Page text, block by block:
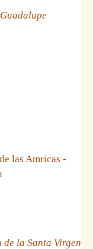
las Amricas -
la Santa Virgen